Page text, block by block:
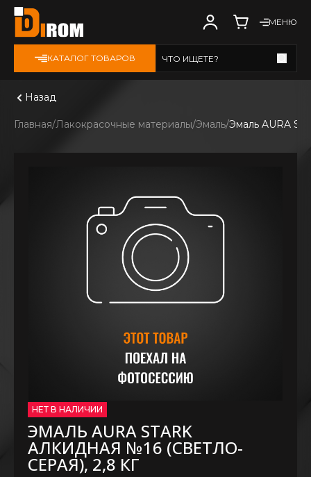
МЕНЮ
КАТАЛОГ ТОВАРОВ ЧТО ИЩЕТЕ?
Назад
Главная Лакокрасочные материалы Эмаль Эмаль AURA
НЕТ В НАЛИЧИИ
ЭМАЛЬ AURA STARK
АЛКИДНАЯ №16 (СВЕТЛО-
СЕРАЯ), 2,8 КГ